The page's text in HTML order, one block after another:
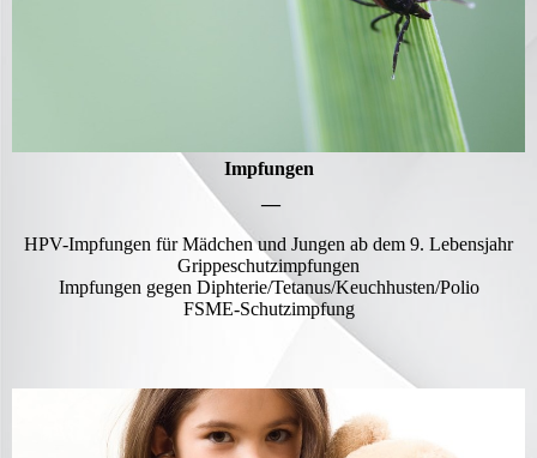
Impfungen
—
HPV-Impfungen für Mädchen und Jungen ab dem 9. Lebensjahr
Grippeschutzimpfungen
Impfungen gegen Diphterie/Tetanus/Keuchhusten/Polio
FSME-Schutzimpfung